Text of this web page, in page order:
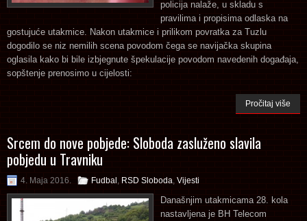
policija nalaže, u skladu s
pravilima i propisima odlaska na
gostujuće utakmice. Nakon utakmice i prilikom povratka za Tuzlu
dogodilo se niz nemilih scena povodom čega se navijačka skupina
oglasila kako bi bile izbjegnute špekulacije povodom navedenih događaja,
sopštenje prenosimo u cijelosti:
Pročitaj više
Srcem do nove pobjede: Sloboda zasluženo slavila
pobjedu u Travniku
4. Maja 2016. Fudbal RSD Sloboda Vijesti
Današnjim utakmicama 28. kola
nastavljena je BH Telecom